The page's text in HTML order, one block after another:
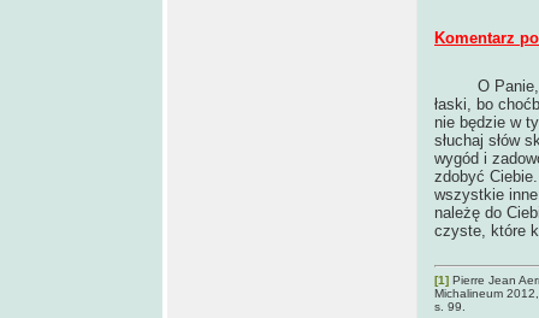
Komentarz
O
łaski, bo
nie będzie w
słuchaj słów
wygód i
zdobyć
wszystkie
należę do
czyste, które
[1] Pierre Jean
Michalineum 2012,
s. 99.